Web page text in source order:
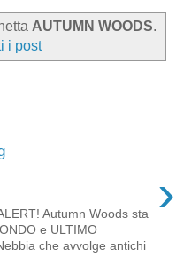
AUTUMN WOODS.
i post
›
Autumn Woods sta
e ULTIMO
che avvolge antichi